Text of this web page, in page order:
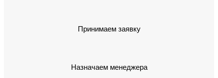
Принимаем заявку
Назначаем менеджера